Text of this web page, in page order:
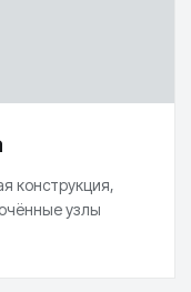
конструкция,
узлы